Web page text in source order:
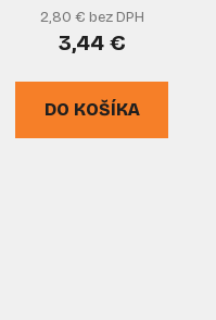
2,80 € bez DPH
3,44 €
DO KOŠÍKA